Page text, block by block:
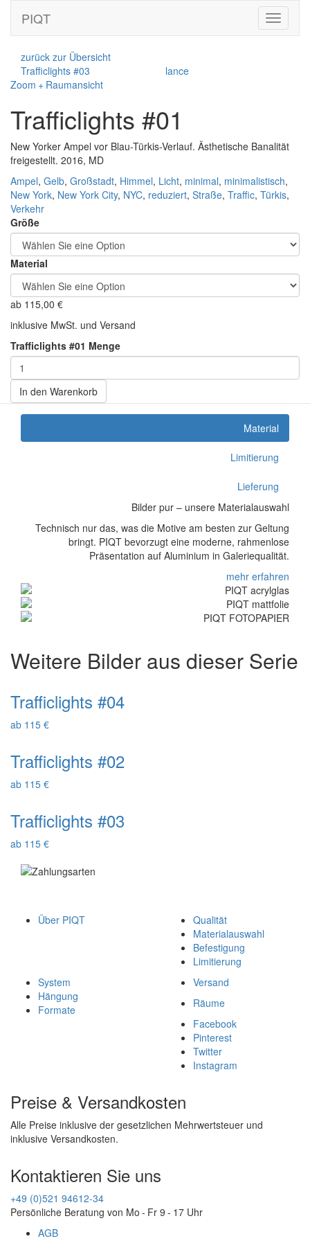
Toggle
PIQT
zurück zur Übersicht
Trafficlights #03
lance
Zoom + Raumansicht
Trafficlights #01
New Yorker Ampel vor Blau-Türkis-Verlauf. Ästhetische Banalität
freigestellt. 2016, MD
Ampel, Gelb, Großstadt, Himmel, Licht, minimal, minimalistisch,
New York, New York City, NYC, reduziert, Straße, Traffic, Türkis,
Verkehr
Größe
Material
ab 115,00 €
inklusive MwSt. und Versand
Trafficlights #01 Menge
In den Warenkorb
Material
Limitierung
Lieferung
Bilder pur – unsere Materialauswahl
Technisch nur das, was die Motive am besten zur Geltung
bringt. PIQT bevorzugt eine moderne, rahmenlose
Präsentation auf Aluminium in Galeriequalität.
mehr erfahren
Weitere Bilder aus dieser Serie
Trafficlights #04
ab 115 €
Trafficlights #02
ab 115 €
Trafficlights #03
ab 115 €
Über PIQT
Qualität
Materialauswahl
Befestigung
Limitierung
System
Hängung
Formate
Versand
Räume
Facebook
Pinterest
Twitter
Instagram
Preise & Versandkosten
Alle Preise inklusive der gesetzlichen Mehrwertsteuer und
inklusive Versandkosten.
Kontaktieren Sie uns
+49 (0)521 94612-34
Persönliche Beratung von Mo - Fr 9 - 17 Uhr
AGB